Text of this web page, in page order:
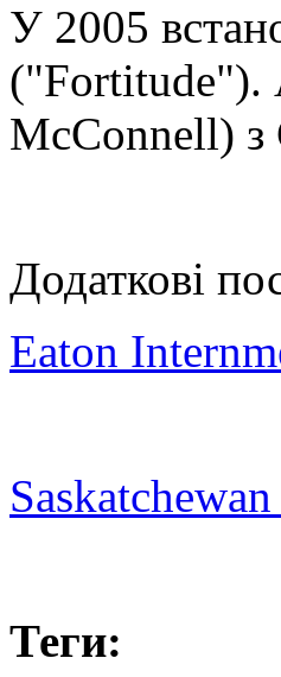
У 2005
("Fortitude").
McConnell) з
Додаткові
Eaton
Теги: